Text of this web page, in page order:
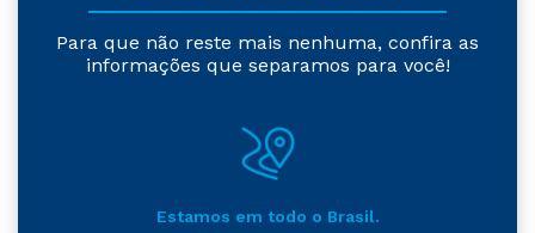
Para que não reste mais nenhuma, confira as
informações que separamos para você!
Estamos em todo o Brasil.